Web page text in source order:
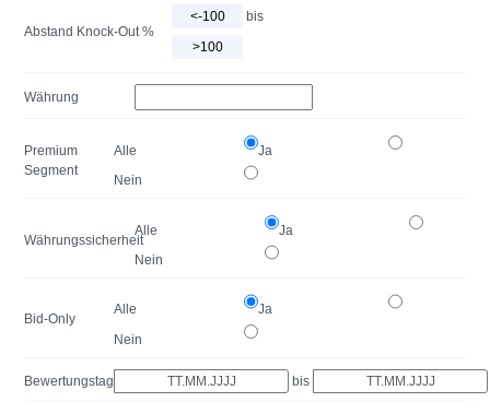
Abstand Knock-Out %
bis
Währung
Premium
Segment
Alle
Ja
Nein
Währungssicherheit
Alle
Ja
Nein
Bid-Only
Alle
Ja
Nein
Bewertungstag bis